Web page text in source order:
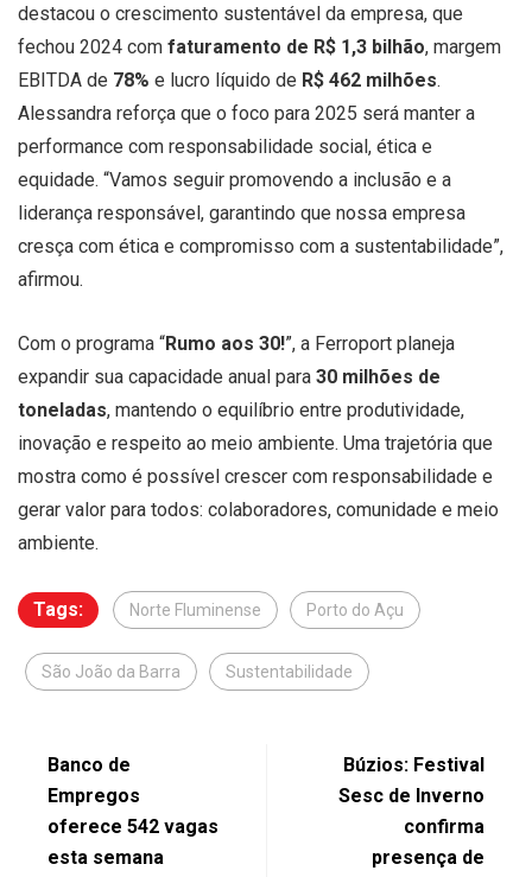
destacou o crescimento sustentável da empresa, que
fechou 2024 com faturamento de R$ 1,3 bilhão, margem
EBITDA de 78% e lucro líquido de R$ 462 milhões.
Alessandra reforça que o foco para 2025 será manter a
performance com responsabilidade social, ética e
equidade. “Vamos seguir promovendo a inclusão e a
liderança responsável, garantindo que nossa empresa
cresça com ética e compromisso com a sustentabilidade”,
afirmou.
Com o programa “Rumo aos 30!”, a Ferroport planeja
expandir sua capacidade anual para 30 milhões de
toneladas, mantendo o equilíbrio entre produtividade,
inovação e respeito ao meio ambiente. Uma trajetória que
mostra como é possível crescer com responsabilidade e
gerar valor para todos: colaboradores, comunidade e meio
ambiente.
Tags: Norte Fluminense Porto do Açu
São João da Barra Sustentabilidade
Banco de
Empregos
oferece 542 vagas
esta semana
Búzios: Festival
Sesc de Inverno
confirma
presença de